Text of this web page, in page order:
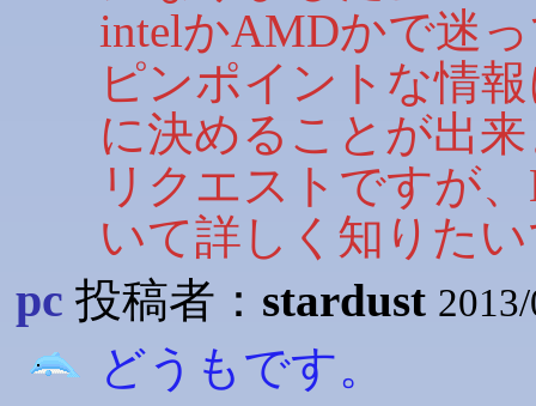
intelかAMDかで迷
ピンポイントな情
に決めることが出
リクエストですが
いて詳しく知りた
pc 投稿者： stardust
どうもです。